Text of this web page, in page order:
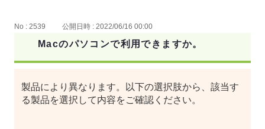
No : 2539 公開日時 : 2022/06/16 00:00
Macのパソコンで利用できますか。
製品により異なります。以下の選択肢から、該当す
る製品を選択して内容をご確認ください。